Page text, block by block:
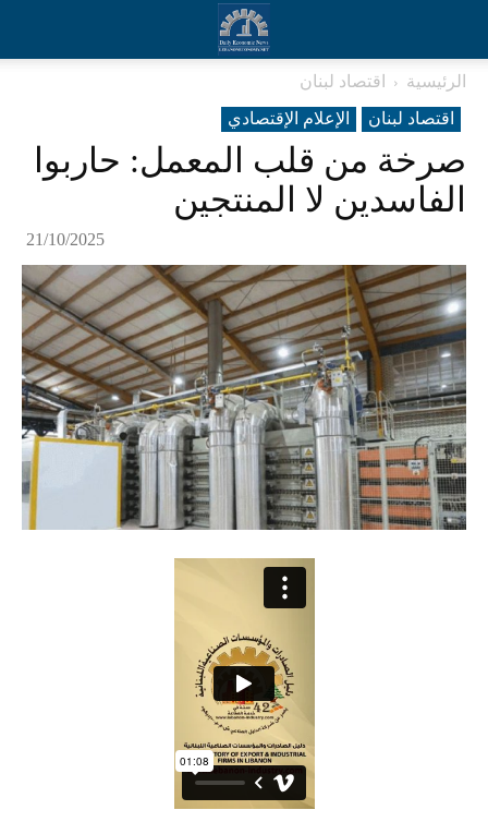
الرئيسية
اقتصاد لبنان
اقتصاد لبنان
الإعلام الإقتصادي
صرخة من قلب المعمل: حاربوا
الفاسدين لا المنتجين
21/10/2025